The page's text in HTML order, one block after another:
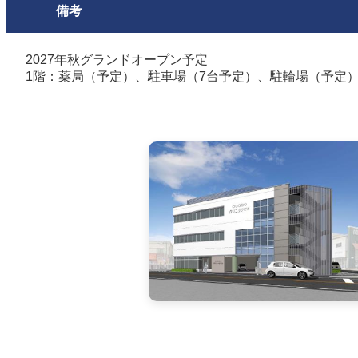
備考
2027年秋グランドオープン予定
1階：薬局（予定）、駐車場（7台予定）、駐輪場（予定